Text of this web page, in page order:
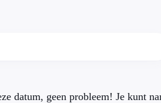
datum, geen probleem! Je kunt